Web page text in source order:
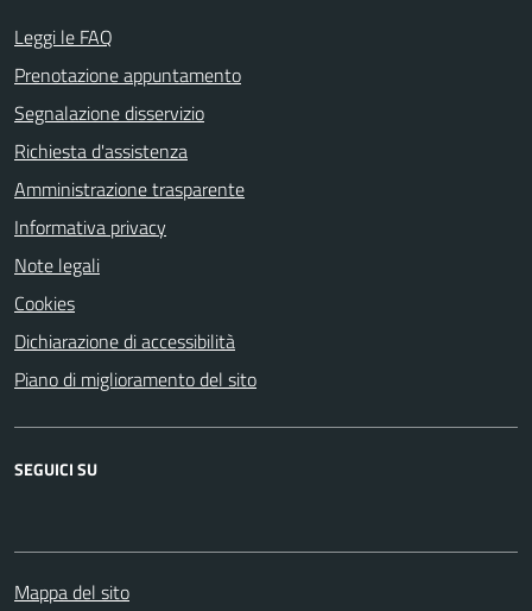
Leggi le FAQ
Prenotazione appuntamento
Segnalazione disservizio
Richiesta d'assistenza
Amministrazione trasparente
Informativa privacy
Note legali
Cookies
Dichiarazione di accessibilità
Piano di miglioramento del sito
SEGUICI SU
Mappa del sito